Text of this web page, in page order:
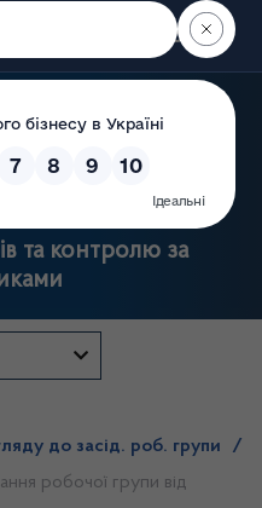
Пошук
України
та контролю за
до засід. роб. групи
/
робочої групи від